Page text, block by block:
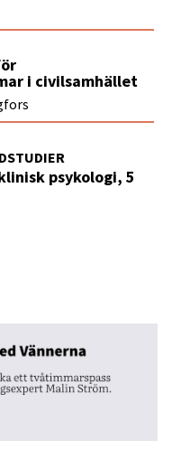
i civilsamhället
psykologi, 5